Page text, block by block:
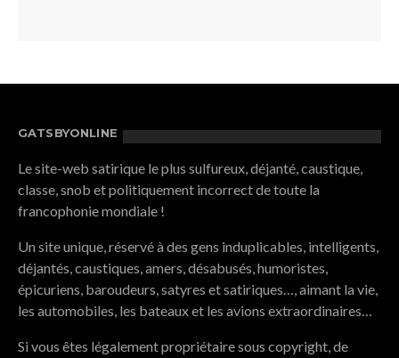
GATSBYONLINE
Le site-web satirique le plus sulfureux, déjanté, caustique,
classe, snob et politiquement incorrect de toute la
francophonie mondiale !
Un site unique, réservé à des gens induplicables, intelligents,
déjantés, caustiques, amers, désabusés, humoristes,
épicuriens, baroudeurs, satyres et satiriques…, aimant la vie,
les automobiles, les bateaux et les avions extraordinaires…
Si vous êtes légalement propriétaire sous copyright, de